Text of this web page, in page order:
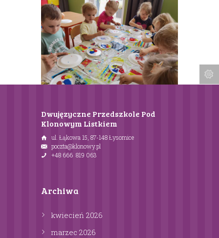
Dwujęzyczne Przedszkole Pod
Klonowym Listkiem
ul. Łąkowa 15, 87-148 Łysomice
poczta@klonowy.pl
+48 666 819 063
Archiwa
kwiecień 2026
marzec 2026